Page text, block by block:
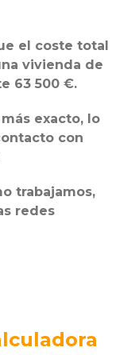
el coste total
vivienda de
63 500 €.
exacto, lo
con
trabajamos,
redes